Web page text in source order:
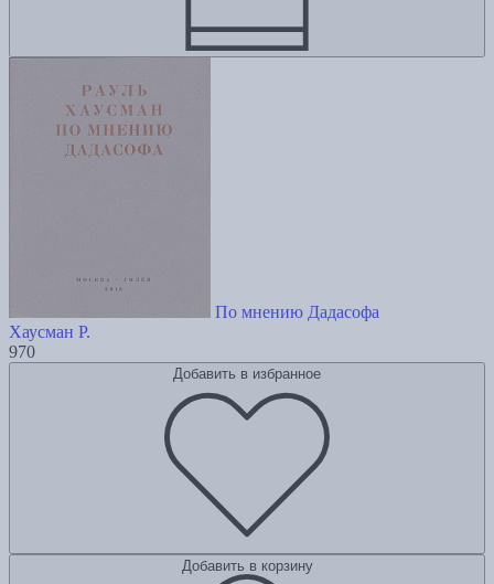
По мнению Дадасофа
Хаусман Р.
970
Добавить в избранное
Добавить в корзину